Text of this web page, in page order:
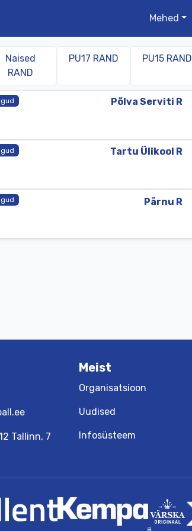
Mehed
Naised
RAND
PU17 RAND PU15 RAND
Põlva Serviti R
Tartu Ülikool R
Pärnu R
Tallinn, 7
Meist
Organisatsioon
Uudised
Infosüsteem